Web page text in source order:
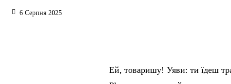
6 Серпня 2025
Ей, товаришу! Уяви: ти їдеш